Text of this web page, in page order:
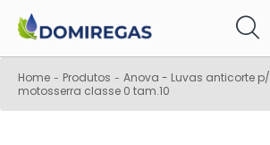
Home - Produtos - Anova - Luvas anticorte p/
motosserra classe 0 tam.10